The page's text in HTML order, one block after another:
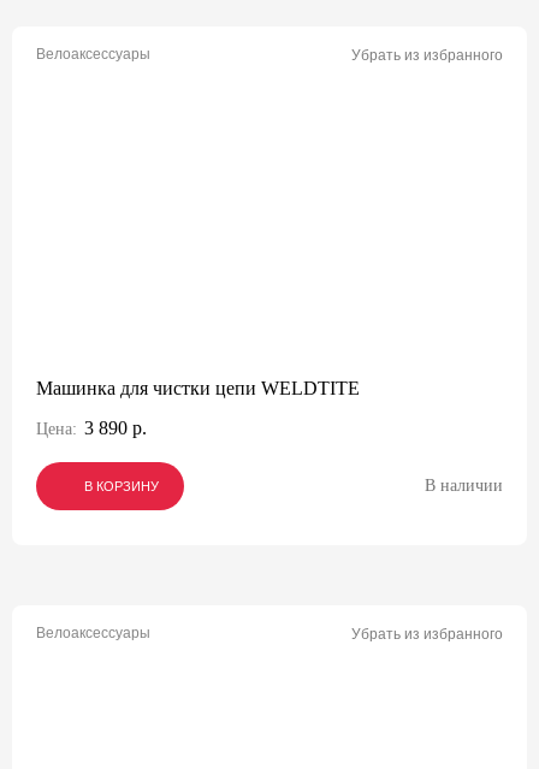
Велоаксессуары Убрать из избранного
Машинка для чистки цепи WELDTITE
Цена: 3 890 р.
В КОРЗИНУ
В КОРЗИНУ
В КОРЗИНУ В наличии
Велоаксессуары Убрать из избранного